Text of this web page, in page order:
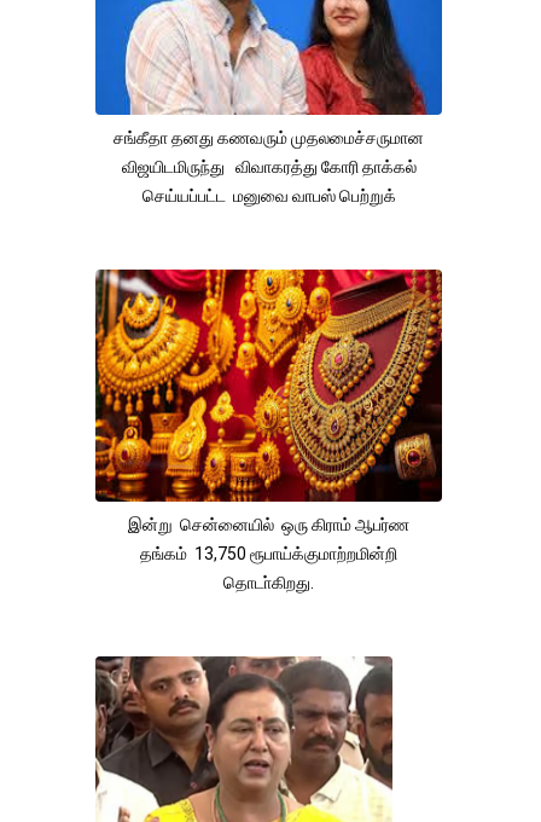
சங்கீதா தனது கணவரும் முதலமைச்சருமான
விஜயிடமிருந்து விவாகரத்து கோரி தாக்கல்
செய்யப்பட்ட மனுவை வாபஸ் பெற்றுக்
இன்று சென்னையில் ஒரு கிராம் ஆபர்ண
தங்கம் 13,750 ரூபாய்க்குமாற்றமின்றி
தொடா்கிறது.